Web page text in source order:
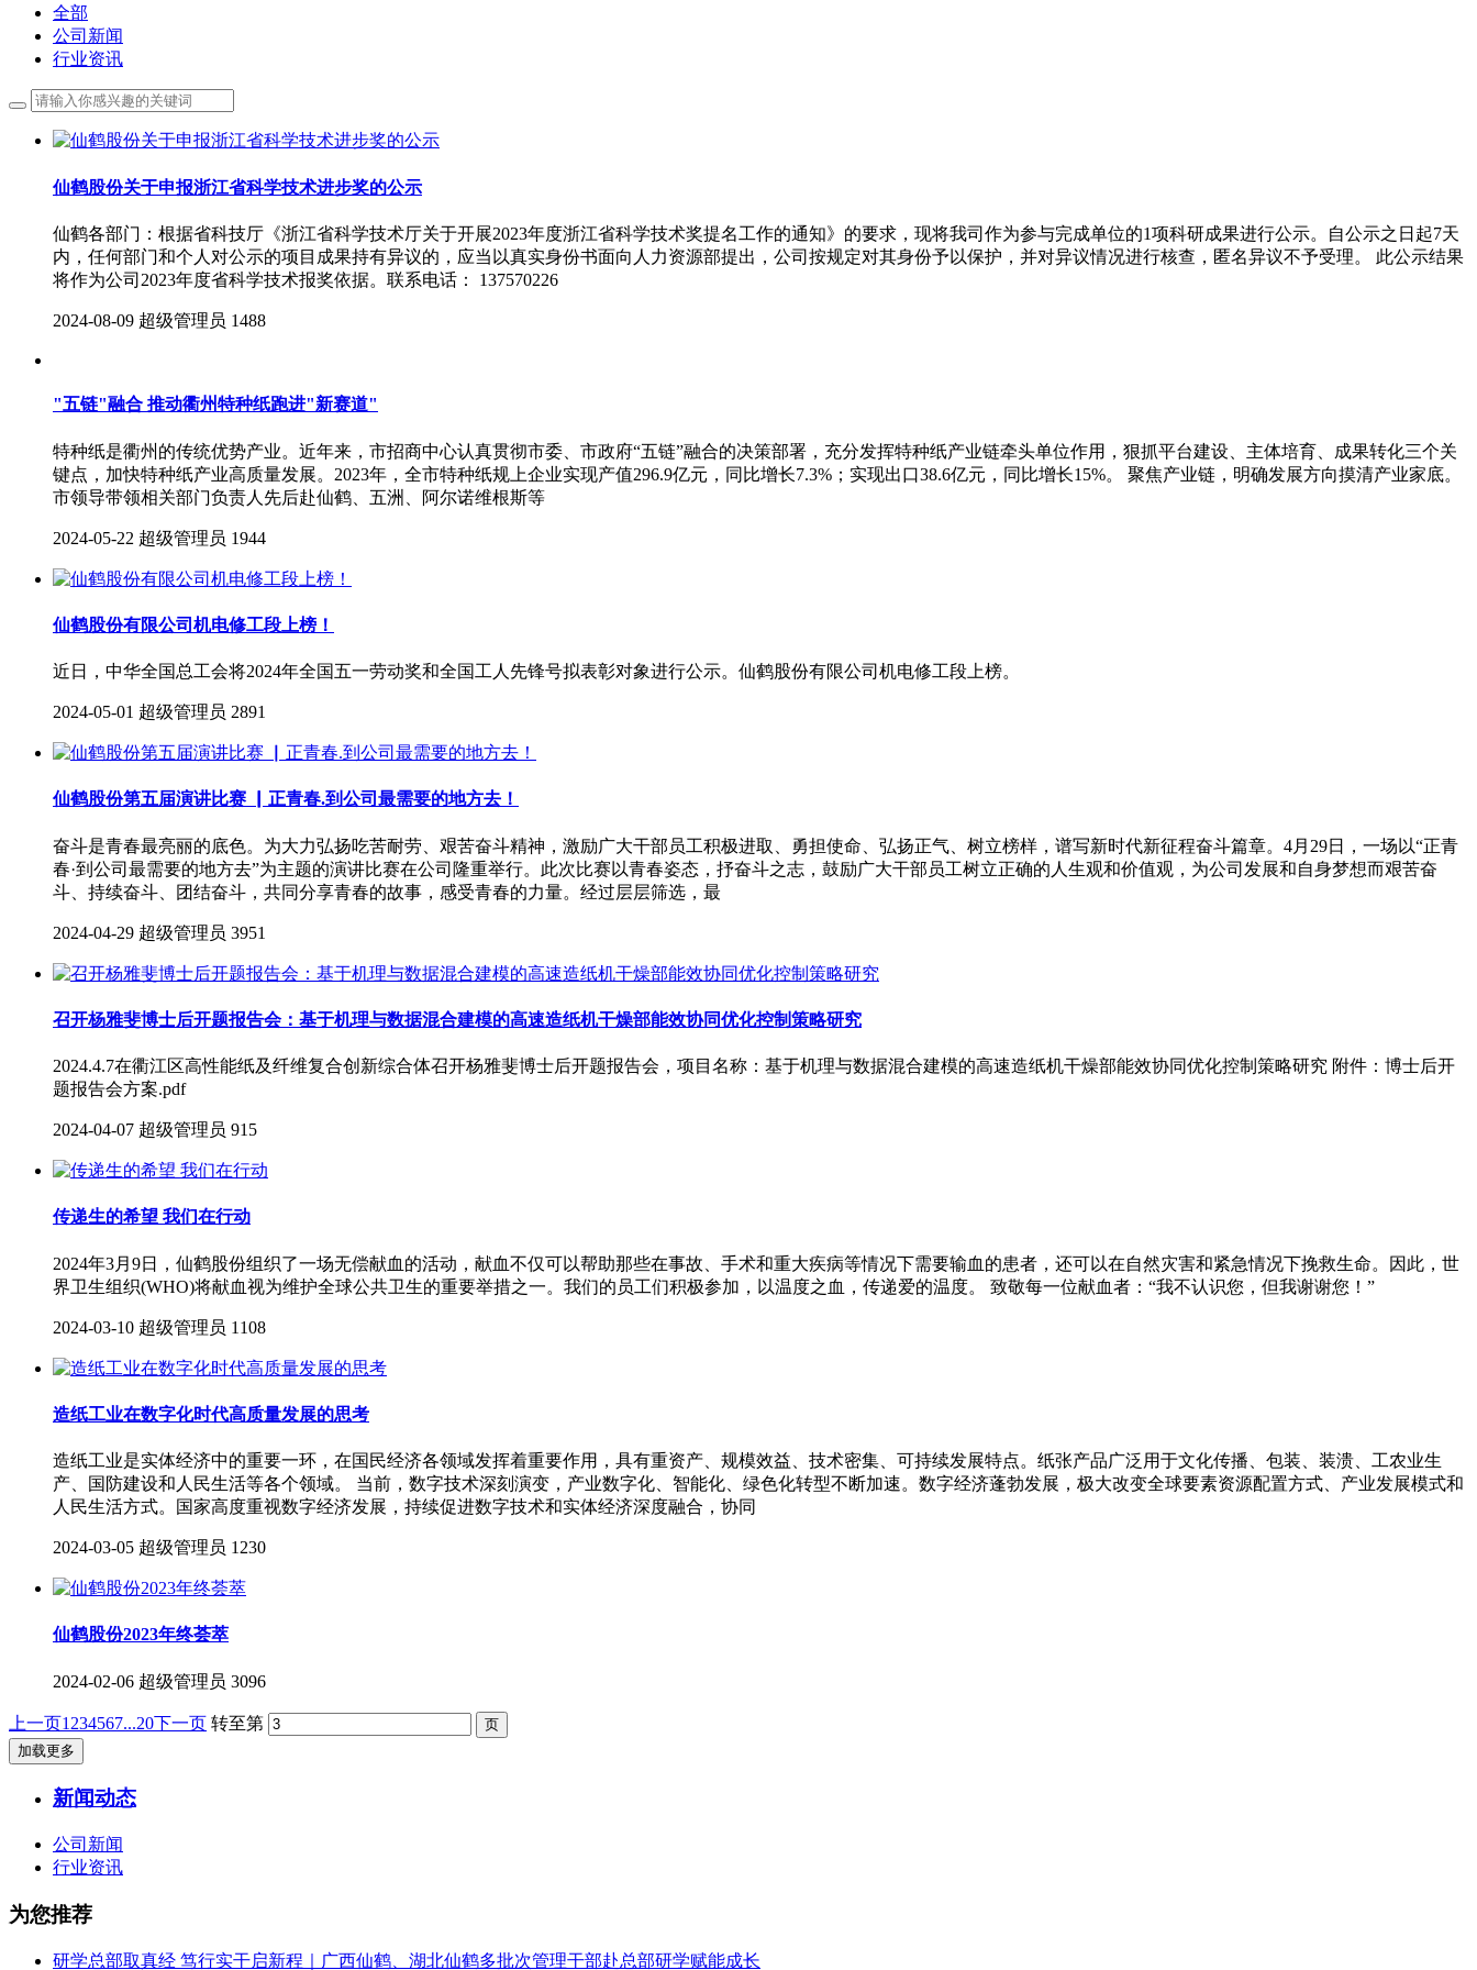
全部
公司新闻
行业资讯
仙鹤股份关于申报浙江省科学技术进步奖的公示
仙鹤各部门：根据省科技厅《浙江省科学技术厅关于开展2023年度浙江省科学技术奖提名工作的通知》的要求，现将我司作为参与完成单位的1项科研成果进行公示。自公示之日起7天
内，任何部门和个人对公示的项目成果持有异议的，应当以真实身份书面向人力资源部提出，公司按规定对其身份予以保护，并对异议情况进行核查，匿名异议不予受理。 此公示结果
将作为公司2023年度省科学技术报奖依据。联系电话： 137570226
2024-08-09 超级管理员 1488
"五链"融合 推动衢州特种纸跑进"新赛道"
特种纸是衢州的传统优势产业。近年来，市招商中心认真贯彻市委、市政府“五链”融合的决策部署，充分发挥特种纸产业链牵头单位作用，狠抓平台建设、主体培育、成果转化三个关
键点，加快特种纸产业高质量发展。2023年，全市特种纸规上企业实现产值296.9亿元，同比增长7.3%；实现出口38.6亿元，同比增长15%。 聚焦产业链，明确发展方向摸清产业家底。
市领导带领相关部门负责人先后赴仙鹤、五洲、阿尔诺维根斯等
2024-05-22 超级管理员 1944
仙鹤股份有限公司机电修工段上榜！
近日，中华全国总工会将2024年全国五一劳动奖和全国工人先锋号拟表彰对象进行公示。仙鹤股份有限公司机电修工段上榜。
2024-05-01 超级管理员 2891
仙鹤股份第五届演讲比赛 ▏正青春.到公司最需要的地方去！
奋斗是青春最亮丽的底色。为大力弘扬吃苦耐劳、艰苦奋斗精神，激励广大干部员工积极进取、勇担使命、弘扬正气、树立榜样，谱写新时代新征程奋斗篇章。4月29日，一场以“正青
春·到公司最需要的地方去”为主题的演讲比赛在公司隆重举行。此次比赛以青春姿态，抒奋斗之志，鼓励广大干部员工树立正确的人生观和价值观，为公司发展和自身梦想而艰苦奋
斗、持续奋斗、团结奋斗，共同分享青春的故事，感受青春的力量。经过层层筛选，最
2024-04-29 超级管理员 3951
召开杨雅斐博士后开题报告会：基于机理与数据混合建模的高速造纸机干燥部能效协同优化控制策略研究
2024.4.7在衢江区高性能纸及纤维复合创新综合体召开杨雅斐博士后开题报告会，项目名称：基于机理与数据混合建模的高速造纸机干燥部能效协同优化控制策略研究 附件：博士后开
题报告会方案.pdf
2024-04-07 超级管理员 915
传递生的希望 我们在行动
2024年3月9日，仙鹤股份组织了一场无偿献血的活动，献血不仅可以帮助那些在事故、手术和重大疾病等情况下需要输血的患者，还可以在自然灾害和紧急情况下挽救生命。因此，世
界卫生组织(WHO)将献血视为维护全球公共卫生的重要举措之一。我们的员工们积极参加，以温度之血，传递爱的温度。 致敬每一位献血者：“我不认识您，但我谢谢您！”
2024-03-10 超级管理员 1108
造纸工业在数字化时代高质量发展的思考
造纸工业是实体经济中的重要一环，在国民经济各领域发挥着重要作用，具有重资产、规模效益、技术密集、可持续发展特点。纸张产品广泛用于文化传播、包装、装溃、工农业生
产、国防建设和人民生活等各个领域。 当前，数字技术深刻演变，产业数字化、智能化、绿色化转型不断加速。数字经济蓬勃发展，极大改变全球要素资源配置方式、产业发展模式和
人民生活方式。国家高度重视数字经济发展，持续促进数字技术和实体经济深度融合，协同
2024-03-05 超级管理员 1230
仙鹤股份2023年终荟萃
2024-02-06 超级管理员 3096
上一页1 234567...20下一页 转至第
加载更多
新闻动态
公司新闻
行业资讯
为您推荐
研学总部取真经 笃行实干启新程｜广西仙鹤、湖北仙鹤多批次管理干部赴总部研学赋能成长